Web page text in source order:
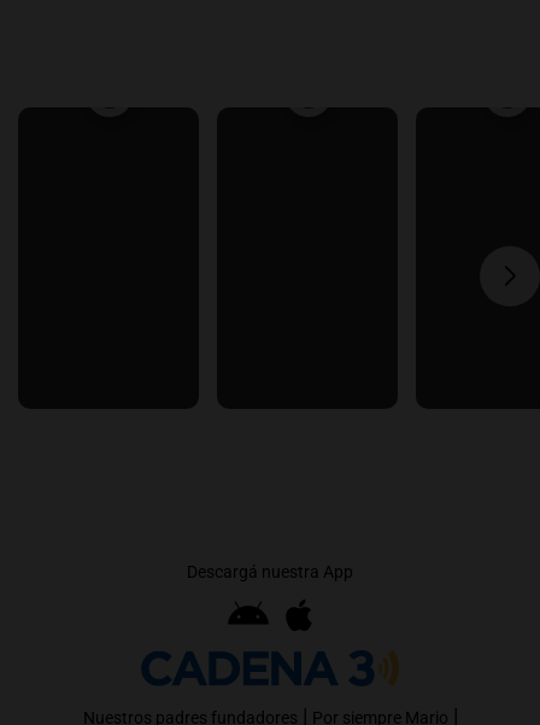
Descargá nuestra App
Nuestros padres fundadores | Por siempre Mario |